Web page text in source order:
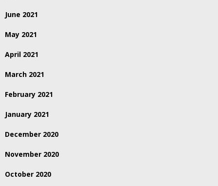
June 2021
May 2021
April 2021
March 2021
February 2021
January 2021
December 2020
November 2020
October 2020